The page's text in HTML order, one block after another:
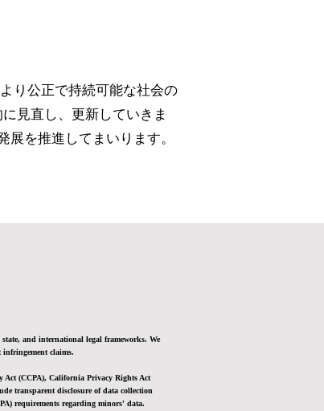
り公正で持続可能な社会の
見直し、更新していきま
を推進してまいります。​
and international legal frameworks. We
claims.
Act (CCPA), California Privacy Rights Act
transparent disclosure of data collection
requirements regarding minors' data.